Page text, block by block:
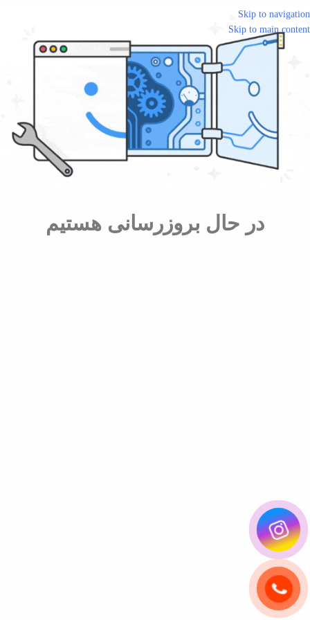
Skip to navigation
Skip to main content
در حال بروزرسانی هستیم